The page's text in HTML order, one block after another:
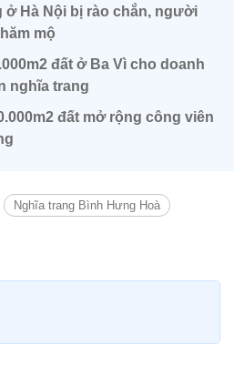
ở Hà Nội bị rào chắn, người
mộ
đất ở Ba Vì cho doanh
nghĩa trang
đất mở rộng công viên
Nghĩa trang Bình Hưng Hoà